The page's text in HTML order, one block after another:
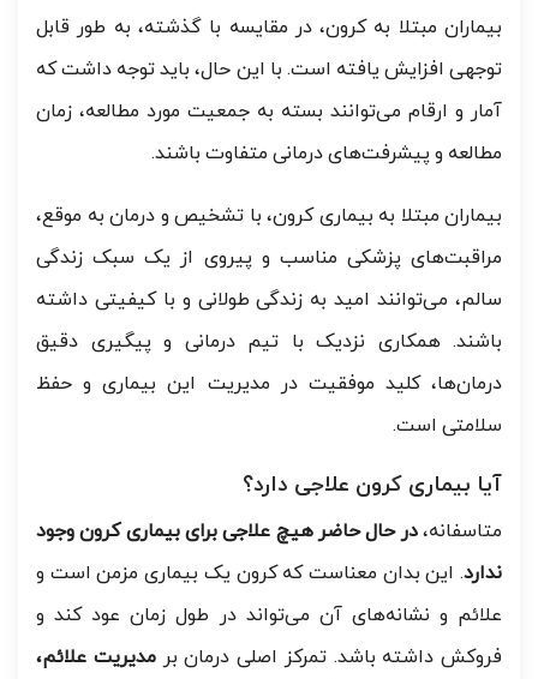
بیماران مبتلا به کرون، در مقایسه با گذشته، به طور قابل
توجهی افزایش یافته است. با این حال، باید توجه داشت که
آمار و ارقام می‌توانند بسته به جمعیت مورد مطالعه، زمان
مطالعه و پیشرفت‌های درمانی متفاوت باشند.
بیماران مبتلا به بیماری کرون، با تشخیص و درمان به موقع،
مراقبت‌های پزشکی مناسب و پیروی از یک سبک زندگی
سالم، می‌توانند امید به زندگی طولانی و با کیفیتی داشته
باشند. همکاری نزدیک با تیم درمانی و پیگیری دقیق
درمان‌ها، کلید موفقیت در مدیریت این بیماری و حفظ
سلامتی است.
آیا بیماری کرون علاجی دارد؟
متاسفانه،در حال حاضر هیچ علاجی برای بیماری کرون وجود
ندارد. این بدان معناست که کرون یک بیماری مزمن است و
علائم و نشانه‌های آن می‌تواند در طول زمان عود کند و
فروکش داشته باشد. تمرکز اصلی درمان برمدیریت علائم،